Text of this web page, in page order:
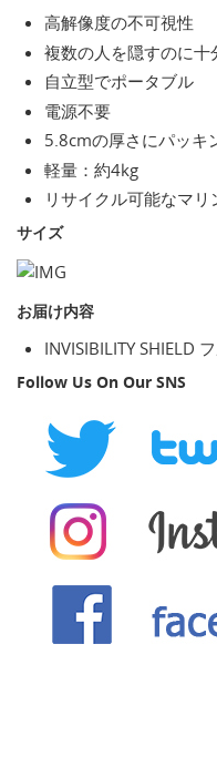
高解像度の不可視性
複数の人を隠すのに十
自立型でポータブル
電源不要
5.8cmの厚さにパッキ
軽量：約4kg
リサイクル可能なマ
サイズ
お届け内容
INVISIBILITY SHIELD
Follow Us On Our SNS